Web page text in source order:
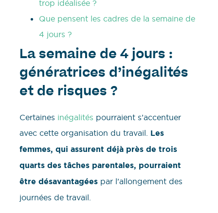
trop idéalisée ?
Que pensent les cadres de la semaine de
4 jours ?
La semaine de 4 jours :
génératrices d’inégalités
et de risques ?
Certaines inégalités pourraient s’accentuer
avec cette organisation du travail. Les
femmes, qui assurent déjà près de trois
quarts des tâches parentales, pourraient
être désavantagées par l’allongement des
journées de travail.